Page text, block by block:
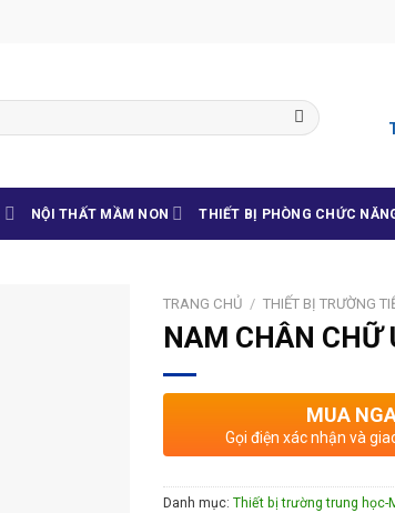
NỘI THẤT MẦM NON THIẾT BỊ PHÒNG CHỨC
TRANG CHỦ / THIẾT BỊ TRƯỜNG
NAM CHÂN CHỮ
MUA
Gọi điện xác nhận và
Danh mục: Thiết bị trường trung học-